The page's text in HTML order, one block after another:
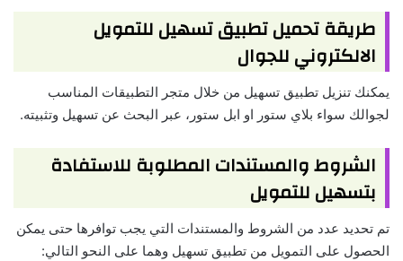
طريقة تحميل تطبيق تسهيل للتمويل
الالكتروني للجوال
يمكنك تنزيل تطبيق تسهيل من خلال متجر التطبيقات المناسب
لجوالك سواء بلاي ستور او ابل ستور، عبر البحث عن تسهيل وتثبيته.
الشروط والمستندات المطلوبة للاستفادة
بتسهيل للتمويل
تم تحديد عدد من الشروط والمستندات التي يجب توافرها حتى يمكن
الحصول على التمويل من تطبيق تسهيل وهما على النحو التالي: